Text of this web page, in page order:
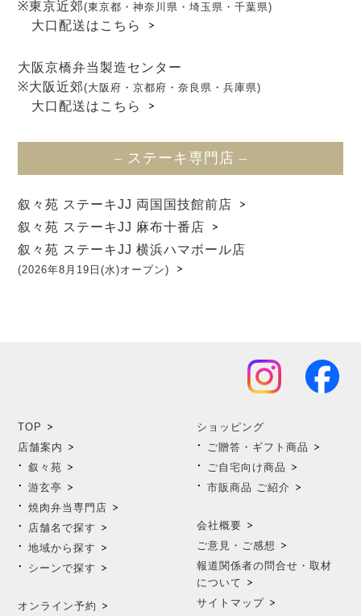
※東京近郊(東京都・神奈川県・埼玉県・千葉県)
大口配送はこちら
大阪京橋弁当製造センター
※大阪近郊(大阪府・京都府・奈良県・兵庫県)
大口配送はこちら
– ステーキ専門店 –
叙々苑 ステーキJJ 両国国技館前店
叙々苑 ステーキJJ 麻布十番店
叙々苑 ステーキJJ 横浜ハマボール店
(2026年8月19日(水)オープン)
TOP
店舗案内
叙々苑
游玄亭
焼肉弁当専門店
店舗名で探す
地域から探す
シーンで探す
オンライン予約
ショッピング
ご贈答・ギフト商品
ご自宅向け商品
市販商品 ご紹介
会社概要
ご意見・ご感想
報道関係者の問合せ・取材
について
サイトマップ